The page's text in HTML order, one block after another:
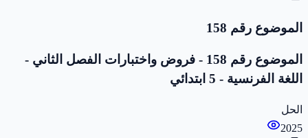
الموضوع رقم 158
الموضوع رقم 158 - فروض واختبارات الفصل الثاني -
اللغة الفرنسية - 5 ابتدائي
الحل
2025